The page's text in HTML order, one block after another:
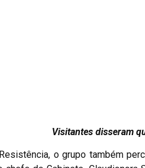
Visitantes disseram
o grupo também